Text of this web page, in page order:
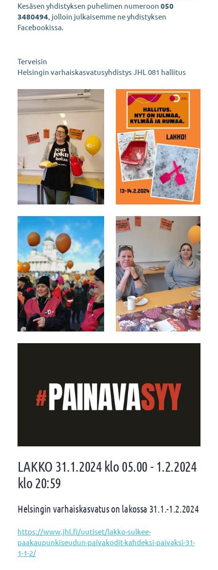
Kesäsen yhdistyksen puhelimen numeroon 050
3480494, jolloin julkaisemme ne yhdistyksen
Facebookissa.
Terveisin
Helsingin varhaiskasvatusyhdistys JHL 081 hallitus
LAKKO 31.1.2024 klo 05.00 - 1.2.2024
klo 20:59
Helsingin varhaiskasvatus on lakossa 31.1.-1.2.2024
https://www.jhl.fi/uutiset/lakko-sulkee-
paakaupunkiseudun-paivakodit-kahdeksi-paivaksi-31-
1-1-2/